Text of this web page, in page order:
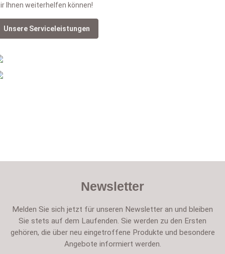
Ihnen weiterhelfen können!
Unsere Serviceleistungen
Newsletter
Melden Sie sich jetzt für unseren Newsletter an und bleiben
Sie stets auf dem Laufenden. Sie werden zu den Ersten
gehören, die über neu eingetroffene Produkte und besondere
Angebote informiert werden.